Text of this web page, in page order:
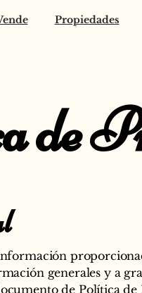
Propiedades
de
generales y a
de Política de